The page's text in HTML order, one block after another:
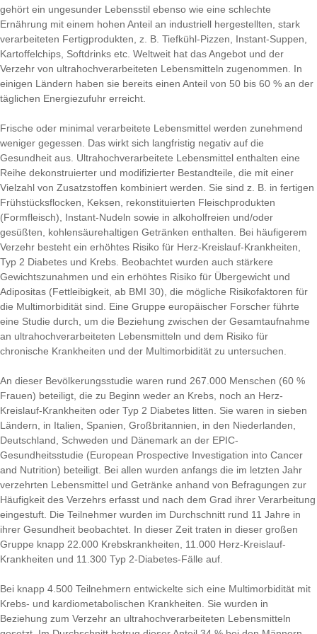
gehört ein ungesunder Lebensstil ebenso wie eine schlechte
Ernährung mit einem hohen Anteil an industriell hergestellten, stark
verarbeiteten Fertigprodukten, z. B. Tiefkühl-Pizzen, Instant-Suppen,
Kartoffelchips, Softdrinks etc. Weltweit hat das Angebot und der
Verzehr von ultrahochverarbeiteten Lebensmitteln zugenommen. In
einigen Ländern haben sie bereits einen Anteil von 50 bis 60 % an der
täglichen Energiezufuhr erreicht.
Frische oder minimal verarbeitete Lebensmittel werden zunehmend
weniger gegessen. Das wirkt sich langfristig negativ auf die
Gesundheit aus. Ultrahochverarbeitete Lebensmittel enthalten eine
Reihe dekonstruierter und modifizierter Bestandteile, die mit einer
Vielzahl von Zusatzstoffen kombiniert werden. Sie sind z. B. in fertigen
Frühstücksflocken, Keksen, rekonstituierten Fleischprodukten
(Formfleisch), Instant-Nudeln sowie in alkoholfreien und/oder
gesüßten, kohlensäurehaltigen Getränken enthalten. Bei häufigerem
Verzehr besteht ein erhöhtes Risiko für Herz-Kreislauf-Krankheiten,
Typ 2 Diabetes und Krebs. Beobachtet wurden auch stärkere
Gewichtszunahmen und ein erhöhtes Risiko für Übergewicht und
Adipositas (Fettleibigkeit, ab BMI 30), die mögliche Risikofaktoren für
die Multimorbidität sind. Eine Gruppe europäischer Forscher führte
eine Studie durch, um die Beziehung zwischen der Gesamtaufnahme
an ultrahochverarbeiteten Lebensmitteln und dem Risiko für
chronische Krankheiten und der Multimorbidität zu untersuchen.
An dieser Bevölkerungsstudie waren rund 267.000 Menschen (60 %
Frauen) beteiligt, die zu Beginn weder an Krebs, noch an Herz-
Kreislauf-Krankheiten oder Typ 2 Diabetes litten. Sie waren in sieben
Ländern, in Italien, Spanien, Großbritannien, in den Niederlanden,
Deutschland, Schweden und Dänemark an der EPIC-
Gesundheitsstudie (European Prospective Investigation into Cancer
and Nutrition) beteiligt. Bei allen wurden anfangs die im letzten Jahr
verzehrten Lebensmittel und Getränke anhand von Befragungen zur
Häufigkeit des Verzehrs erfasst und nach dem Grad ihrer Verarbeitung
eingestuft. Die Teilnehmer wurden im Durchschnitt rund 11 Jahre in
ihrer Gesundheit beobachtet. In dieser Zeit traten in dieser großen
Gruppe knapp 22.000 Krebskrankheiten, 11.000 Herz-Kreislauf-
Krankheiten und 11.300 Typ 2-Diabetes-Fälle auf.
Bei knapp 4.500 Teilnehmern entwickelte sich eine Multimorbidität mit
Krebs- und kardiometabolischen Krankheiten. Sie wurden in
Beziehung zum Verzehr an ultrahochverarbeiteten Lebensmitteln